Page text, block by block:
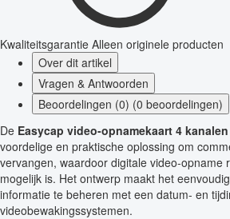
Kwaliteitsgarantie Alleen originele producten
Over dit artikel
Vragen & Antwoorden
Beoordelingen (0) (0 beoordelingen)
De Easycap video-opnamekaart 4 kanalen
voordelige en praktische oplossing om
vervangen, waardoor digitale video-opname
mogelijk is. Het ontwerp maakt het
informatie te beheren met een datum- en
videobewakingssystemen.